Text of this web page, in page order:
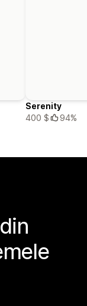
Serenity
400 $
94%